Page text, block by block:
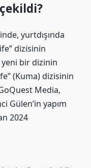
yurtdışında
dizisinin
yeni bir dizinin
(Kuma) dizisinin
Media,
Gülen’in yapım
2024